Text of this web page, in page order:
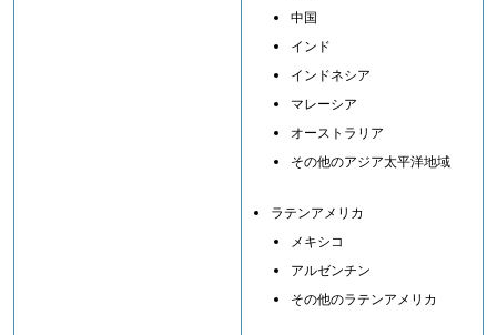
中国
インド
インドネシア
マレーシア
オーストラリア
その他のアジア太平洋地域
ラテンアメリカ
メキシコ
アルゼンチン
その他のラテンアメリカ